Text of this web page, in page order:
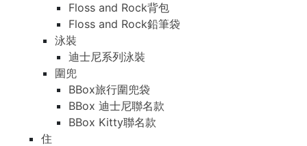
Floss and Rock背包
Floss and Rock鉛筆袋
泳裝
迪士尼系列泳裝
圍兜
BBox旅行圍兜袋
BBox 迪士尼聯名款
BBox Kitty聯名款
住